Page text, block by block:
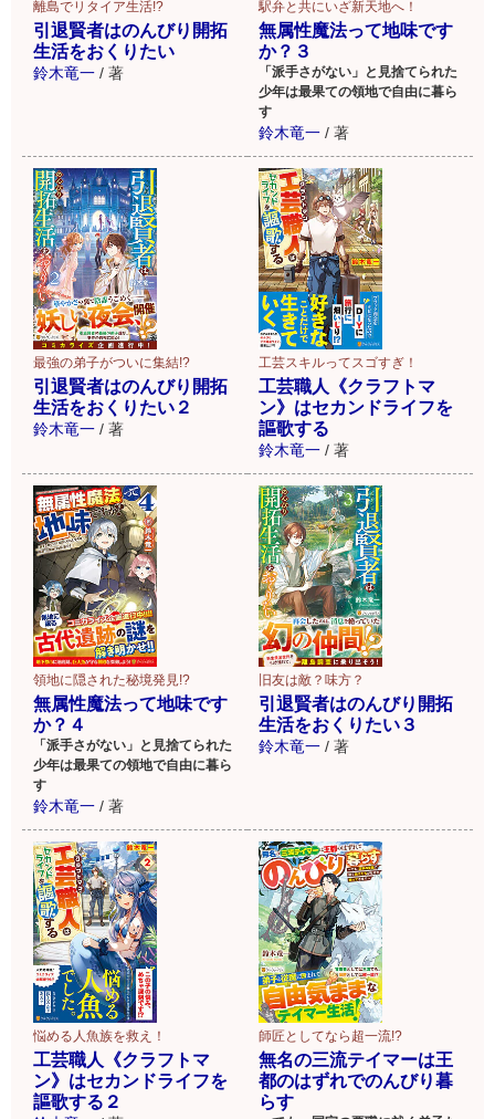
離島でリタイア生活!?
引退賢者はのんびり開拓
生活をおくりたい
鈴木竜一 / 著
駅弁と共にいざ新天地へ！
無属性魔法って地味です
か？３
「派手さがない」と見捨てられた
少年は最果ての領地で自由に暮ら
す
鈴木竜一 / 著
最強の弟子がついに集結!?
引退賢者はのんびり開拓
生活をおくりたい２
鈴木竜一 / 著
工芸スキルってスゴすぎ！
工芸職人《クラフトマ
ン》はセカンドライフを
謳歌する
鈴木竜一 / 著
領地に隠された秘境発見!?
無属性魔法って地味です
か？４
「派手さがない」と見捨てられた
少年は最果ての領地で自由に暮ら
す
鈴木竜一 / 著
旧友は敵？味方？
引退賢者はのんびり開拓
生活をおくりたい３
鈴木竜一 / 著
悩める人魚族を救え！
工芸職人《クラフトマ
ン》はセカンドライフを
謳歌する２
師匠としてなら超一流!?
無名の三流テイマーは王
都のはずれでのんびり暮
らす